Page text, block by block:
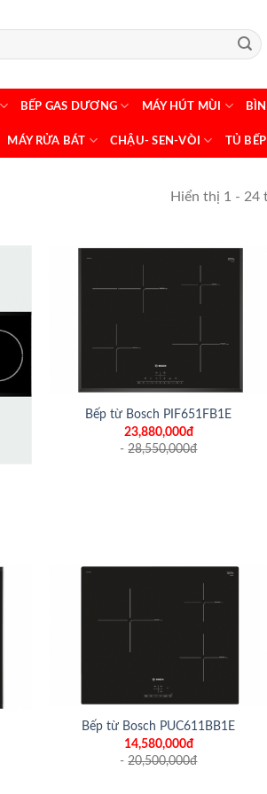
BẾP GAS DƯƠNG MÁY HÚT MÙI
MÁY RỬA BÁT CHẬU- SEN-VÒI TỦ
Hiển thị 1 - 24
Bếp từ Bosch PIF651FB1E
23,880,000đ
-28,550,000đ
Bếp từ Bosch PUC611BB1E
14,580,000đ
-20,500,000đ